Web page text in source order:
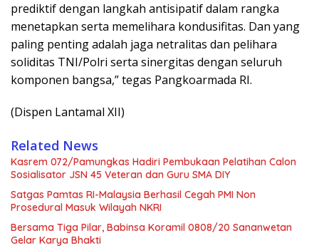
prediktif dengan langkah antisipatif dalam rangka
menetapkan serta memelihara kondusifitas. Dan yang
paling penting adalah jaga netralitas dan pelihara
soliditas TNI/Polri serta sinergitas dengan seluruh
komponen bangsa,” tegas Pangkoarmada RI.
(Dispen Lantamal XII)
Related News
Kasrem 072/Pamungkas Hadiri Pembukaan Pelatihan Calon
Sosialisator JSN 45 Veteran dan Guru SMA DIY
Satgas Pamtas RI-Malaysia Berhasil Cegah PMI Non
Prosedural Masuk Wilayah NKRI
Bersama Tiga Pilar, Babinsa Koramil 0808/20 Sananwetan
Gelar Karya Bhakti